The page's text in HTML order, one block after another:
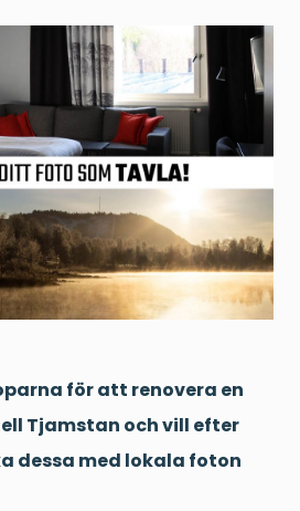
för att renovera en
Tjamstan och vill efter
dessa med lokala foton